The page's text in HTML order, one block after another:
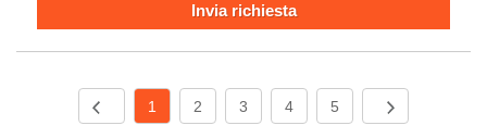
modulo che si trova difettoso.
Invia richiesta
1 2 3 4 5